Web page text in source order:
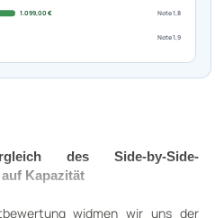
1.099,00 €
Note 1,8
Note 1,9
des Side-by-Side-
Kapazität
widmen wir uns der